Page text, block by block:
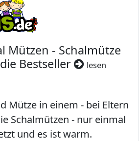
Mützen - Schalmütze
Bestseller
lesen
Mütze in einem - bei Eltern
Schalmützen - nur einmal
und es ist warm.